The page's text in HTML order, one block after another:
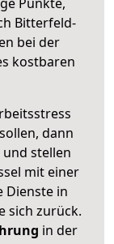
Bitterfeld-
bei der
kostbaren
dann
stellen
mit einer
Dienste in
sich zurück.
in der